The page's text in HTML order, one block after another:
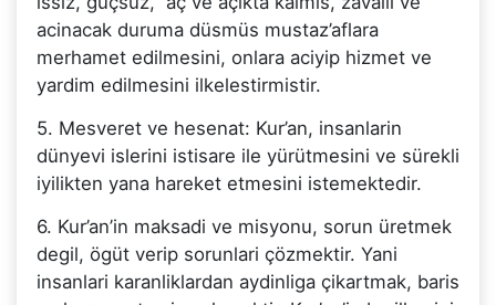
acinacak duruma düsmüs mustaz’aflara
merhamet edilmesini, onlara aciyip hizmet ve
yardim edilmesini ilkelestirmistir.
5. Mesveret ve hesenat: Kur’an, insanlarin
dünyevi islerini istisare ile yürütmesini ve sürekli
iyilikten yana hareket etmesini istemektedir.
6. Kur’an’in maksadi ve misyonu, sorun üretmek
degil, ögüt verip sorunlari çözmektir. Yani
insanlari karanliklardan aydinliga çikartmak, baris